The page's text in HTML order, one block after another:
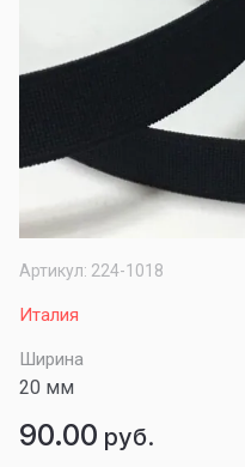
Артикул: 224-1018
Италия
Ширина
20 мм
90.00 руб.